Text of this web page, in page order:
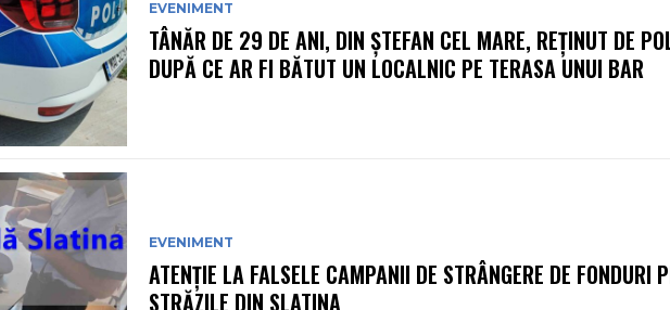
EVENIMENT
TÂNĂR DE 29 DE ANI, DIN ȘTEFAN CEL MARE, REȚINUT DE
DUPĂ CE AR FI BĂTUT UN LOCALNIC PE TERASA UNUI BAR
EVENIMENT
ATENȚIE LA FALSELE CAMPANII DE STRÂNGERE DE FONDURI
STRĂZILE DIN SLATINA